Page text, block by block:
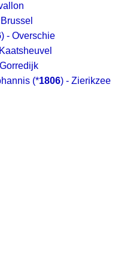
) - Overschie
(*1806) - Zierikzee